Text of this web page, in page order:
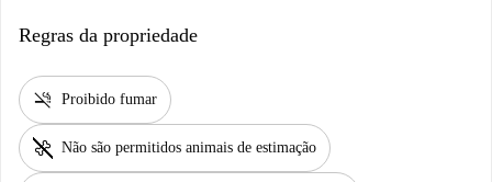
Regras da propriedade
smoke_free Proibido fumar
pet_supplies Não são permitidos animais de estimação